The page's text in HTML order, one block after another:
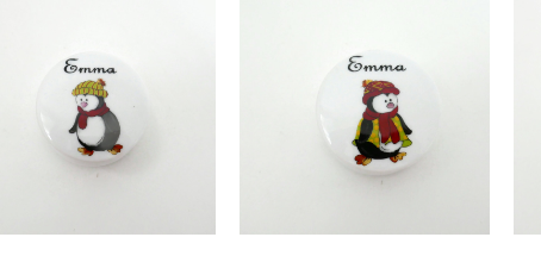
AJOUTER AU PANIER
DÉTAILS
AJOUTER AU PANIER
DÉTAILS